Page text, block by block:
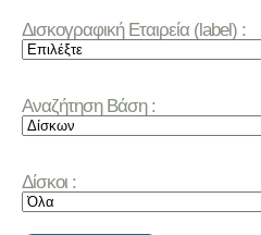
Δισκογραφική Εταιρεία (label) :
Αναζήτηση Βάση :
Δίσκοι :